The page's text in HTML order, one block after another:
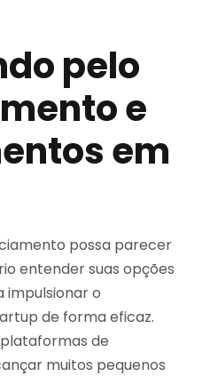
pelo
e
em
possa parecer
entender suas opções
impulsionar o
de forma eficaz.
de
muitos pequenos